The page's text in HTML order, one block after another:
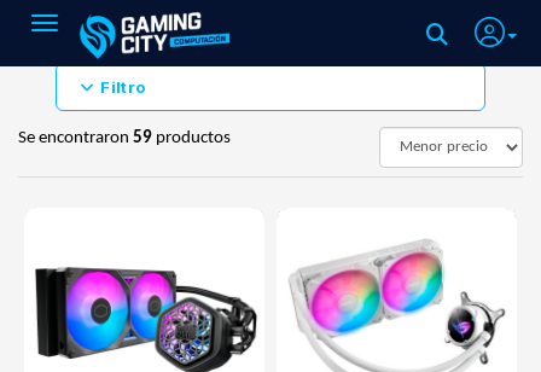
Toggle navigation
Filtro
Se encontraron 59 productos